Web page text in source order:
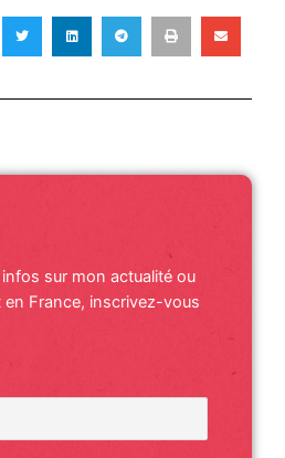
sur mon actualité ou
en France, inscrivez-vous